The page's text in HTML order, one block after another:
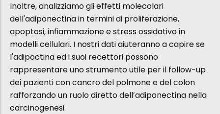
Inoltre, analizziamo gli effetti molecolari
dell'adiponectina in termini di proliferazione,
apoptosi, infiammazione e stress ossidativo in
modelli cellulari. I nostri dati aiuteranno a capire se
l'adipoctina ed i suoi recettori possono
rappresentare uno strumento utile per il follow-up
dei pazienti con cancro del polmone e del colon
rafforzando un ruolo diretto dell’adiponectina nella
carcinogenesi.